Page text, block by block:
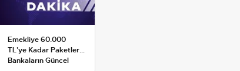
Emekliye 60.000
TL'ye Kadar Paketler:
Bankaların Güncel